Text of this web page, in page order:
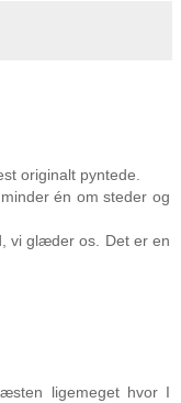
originalt pyntede.
én om steder og
vi glæder os. Det er en
ligemeget hvor I